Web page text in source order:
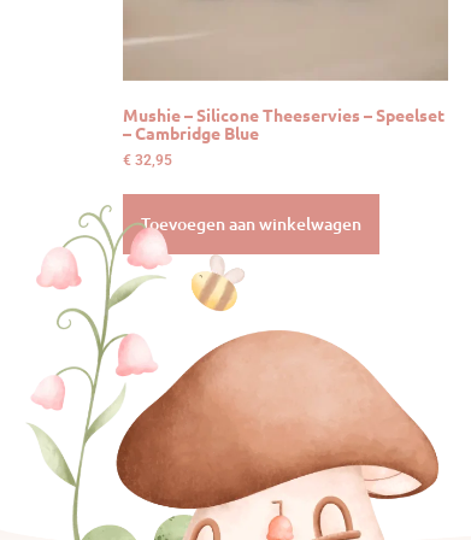
Mushie – Silicone Theeservies – Speelset
– Cambridge Blue
€ 32,95
Toevoegen aan winkelwagen